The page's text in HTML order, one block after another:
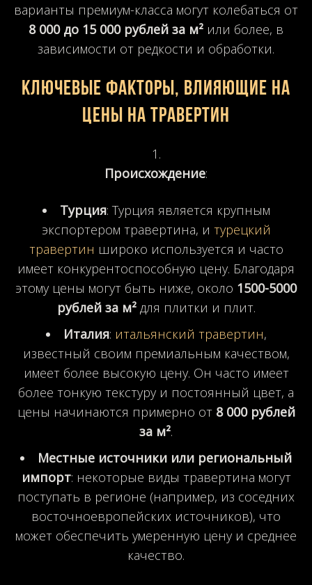
варианты премиум-класса могут колебаться от
8 000 до 15 000 рублей за м² или более, в
зависимости от редкости и обработки.
Ключевые факторы, влияющие на
цены на травертин
Происхождение:
Турция: Турция является крупным
экспортером травертина, и турецкий
травертин широко используется и часто
имеет конкурентоспособную цену. Благодаря
этому цены могут быть ниже, около 1500-5000
рублей за м²для плитки и плит.
Италия: итальянский травертин,
известный своим премиальным качеством,
имеет более высокую цену. Он часто имеет
более тонкую текстуру и постоянный цвет, а
цены начинаются примерно от 8 000 рублей
за м².
Местные источники или региональный
импорт: некоторые виды травертина могут
поступать в регионе (например, из соседних
восточноевропейских источников), что
может обеспечить умеренную цену и среднее
качество.